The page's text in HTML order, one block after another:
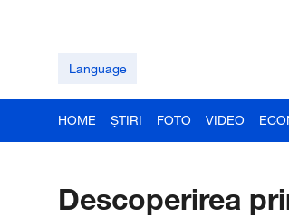
Language
HOME ȘTIRI FOTO VIDEO
Descoperirea